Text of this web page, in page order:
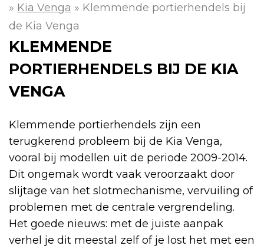
» Kia Venga » Klemmende portierhendels bij
de Kia Venga
KLEMMENDE
PORTIERHENDELS BIJ DE KIA
VENGA
Klemmende portierhendels zijn een
terugkerend probleem bij de Kia Venga,
vooral bij modellen uit de periode 2009-2014.
Dit ongemak wordt vaak veroorzaakt door
slijtage van het slotmechanisme, vervuiling of
problemen met de centrale vergrendeling.
Het goede nieuws: met de juiste aanpak
verhel je dit meestal zelf of je lost het met een